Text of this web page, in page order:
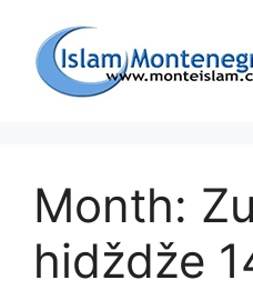
sadržaj
Month:
hidždže